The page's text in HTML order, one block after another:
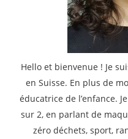
Hello et bienvenue ! Je
en Suisse. En plus de
éducatrice de l’enfance.
sur 2, en parlant de
zéro déchets, sport,